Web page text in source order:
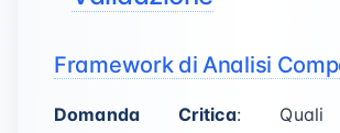
Framework di Analisi
Domanda Critica: Quali